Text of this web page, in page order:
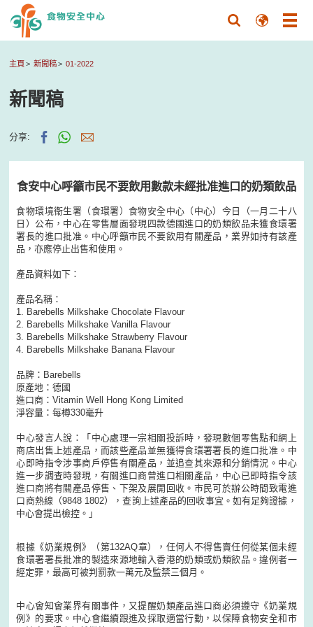
主頁 新聞稿 01-2022
新聞稿
分享:
食安中心呼籲市民不要飲用數款未經批准進口的奶類飲品
食物環境衞生署（食環署）食物安全中心（中心）今日（一月二十八
日）公布，中心在零售層面發現四款德國進口的奶類飲品未獲食環署
署長的進口批准。中心呼籲市民不要飲用有關產品，業界如持有該產
品，亦應停止出售和使用。
產品資料如下：
產品名稱：
1. Barebells Milkshake Chocolate Flavour
2. Barebells Milkshake Vanilla Flavour
3. Barebells Milkshake Strawberry Flavour
4. Barebells Milkshake Banana Flavour
品牌：Barebells
原產地：德國
進口商：Vitamin Well Hong Kong Limited
淨容量：每樽330毫升
中心發言人說：「中心處理一宗相關投訴時，發現數個零售點和網上
商店出售上述產品，而該些產品並無獲得食環署署長的進口批准。中
心即時指令涉事商戶停售有關產品，並追查其來源和分銷情況。中心
進一步調查時發現，有關進口商曾進口相關產品，中心已即時指令該
進口商將有關產品停售、下架及展開回收。市民可於辦公時間致電進
口商熱線（9848 1802），查詢上述產品的回收事宜。如有足夠證據，
中心會提出檢控。」
根據《奶業規例》（第132AQ章），任何人不得售賣任何從某個未經
食環署署長批准的製造來源地輸入香港的奶類或奶類飲品。違例者一
經定罪，最高可被判罰款一萬元及監禁三個月。
中心會知會業界有關事件，又提醒奶類產品進口商必須遵守《奶業規
例》的要求。中心會繼續跟進及採取適當行動，以保障食物安全和市